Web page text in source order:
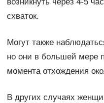
возникнуть через 4-5
схваток.
Могут также
но они в большей мере
момента отхождения
В других случаях